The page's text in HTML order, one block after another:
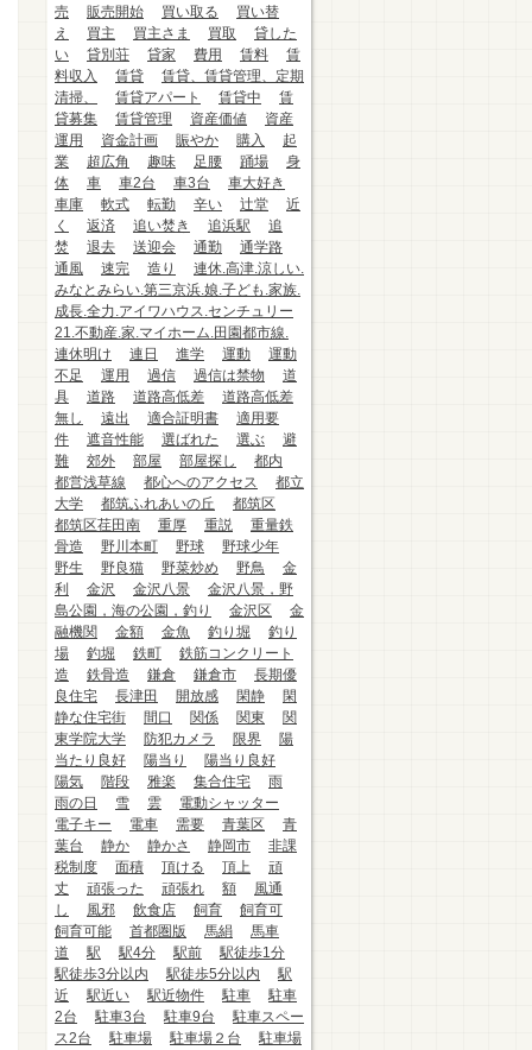
売
販売開始 買い取る
買い替
え
買主 買主さま 買取
貸した
い
貸別荘 貸家 費用 賃料
賃
料収入
賃貸
賃貸、賃貸管理、定期
清掃、
賃貸アパート 賃貸中
賃
貸募集
賃貸管理 資産価値
資産
運用
資金計画 賑やか 購入
起
業
超広角 趣味 足腰 踊場
身
体
車 車2台 車3台
車大好き
車庫
軟式 転勤 辛い 辻堂
近
く
返済 追い焚き 追浜駅
追
焚
退去 送迎会 通勤
通学路
通風
速完 造り
連休.高津.涼しい.
みなとみらい.第三京浜.娘.子ども.家族.
成長.全力.アイワハウス.センチュリー
21.不動産.家.マイホーム.田園都市線.
連休明け
連日 進学 運動
運動
不足
運用 過信 過信は禁物
道
具
道路 道路高低差
道路高低差
無し
遠出 適合証明書
適用要
件
遮音性能 選ばれた 選ぶ
避
難
郊外 部屋 部屋探し
都内
都営浅草線
都心へのアクセス
都立
大学
都筑ふれあいの丘
都筑区
都筑区荏田南
重厚 重説
重量鉄
骨造
野川本町 野球
野球少年
野生
野良猫 野菜炒め 野鳥
金
利
金沢 金沢八景
金沢八景，野
島公園，海の公園，釣り
金沢区
金
融機関
金額 金魚 釣り堀
釣り
場
釣堀 鉄町
鉄筋コンクリート
造
鉄骨造 鎌倉 鎌倉市
長期優
良住宅
長津田 開放感 閑静
閑
静な住宅街
間口 関係 関東
関
東学院大学
防犯カメラ 限界
陽
当たり良好
陽当り
陽当り良好
陽気
階段 雅楽 集合住宅
雨
雨の日
雪 雲
電動シャッター
電子キー
電車 需要 青葉区
青
葉台
静か 静かさ 静岡市
非課
税制度
面積 頂ける 頂上
頑
丈
頑張った 頑張れ 額
風通
し
風邪 飲食店 飼育
飼育可
飼育可能
首都圏版 馬絹
馬車
道
駅 駅4分 駅前
駅徒歩1分
駅徒歩3分以内
駅徒歩5分以内
駅
近
駅近い 駅近物件 駐車
駐車
2台
駐車3台 駐車9台
駐車スペー
ス2台
駐車場 駐車場２台
駐車場